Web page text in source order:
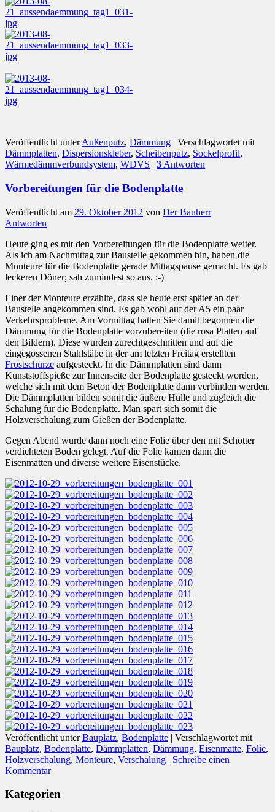
Veröffentlicht unter Außenputz, Dämmung | Verschlagwortet mit
Dämmplatten, Dispersionskleber, Scheibenputz, Sockelprofil,
Wärmedämmverbundsystem, WDVS | 3 Antworten
Vorbereitungen für die Bodenplatte
Veröffentlicht am 29. Oktober 2012 von Der Bauherr
Antworten
Heute ging es mit den Vorbereitungen für die Bodenplatte weiter.
Als ich am Nachmittag zur Baustelle gekommen bin, haben die
Monteure für die Bodenplatte gerade Mittagspause gemacht. Es gab
leckeren Döner; sah zumindest so aus. :-)
Einer der Monteure erzählte, dass sie heute erst später an der
Baustelle angekommen sind. Es gab wohl auf der A5 ein paar
Verkehrsprobleme. Am Vormittag hatten Sie damit begonnen die
Dämmung für die Bodenplatte vorzubereiten (die rosa Platten auf
den Bildern). Diese wurden zurechtgeschnitten und auf die
eingegossenen Stahlstäbe in der am letzten Freitag erstellten
Frostschürze aufgesteckt. In die Dämmplatten sind dann
Kunststoffspieße zur Innenseite der Bodenplatte gesteckt worden,
welche sich mit dem Beton der Bodenplatte dann verbinden werden.
Die Dämmplatten bilden somit die äußere Hülle und zugleich die
Schalung für die Bodenplatte. Man spart sich somit die
Holzverschalung zum Gießen der Bodenplatte.
Gegen Abend wurde dann noch eine Folie über den mit Schotter
verdichteten Boden gelegt. Auf die Folie kamen dann die
Eisenmatten und diverse weitere Eisenstücke.
Veröffentlicht unter Bauplatz, Bodenplatte | Verschlagwortet mit
Bauplatz, Bodenplatte, Dämmplatten, Dämmung, Eisenmatte, Folie,
Holzverschalung, Monteure, Verschalung | Schreibe einen
Kommentar
Kategorien